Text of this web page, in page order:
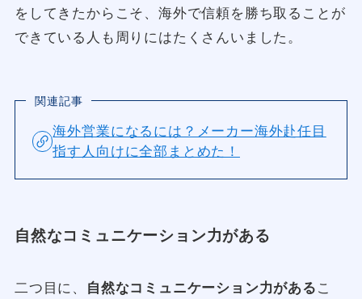
をしてきたからこそ、海外で信頼を勝ち取ることが
できている人も周りにはたくさんいました。
関連記事
海外営業になるには？メーカー海外赴任目
指す人向けに全部まとめた！
自然なコミュニケーション力がある
二つ目に、 自然なコミュニケーション力がある こ